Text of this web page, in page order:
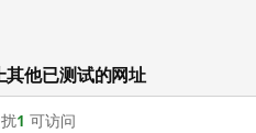
他已测试的网址
1 可访问